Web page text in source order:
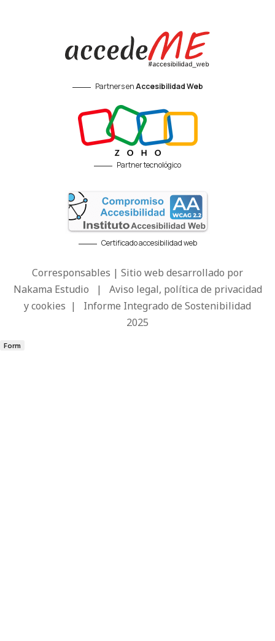
Partners enAccesibilidad Web
Partner tecnológico
Certificado accesibilidad web
Corresponsables | Sitio web desarrollado por
Nakama Estudio | Aviso legal, política de privacidad
y cookies | Informe Integrado de Sostenibilidad
2025
Form